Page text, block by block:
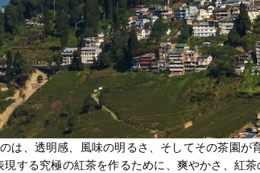
は、透明感、風味の明るさ、そしてその茶園
現する究極の紅茶を作るために、爽やかさ、紅